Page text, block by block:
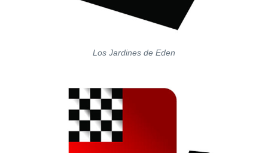
Los Jardines de Eden